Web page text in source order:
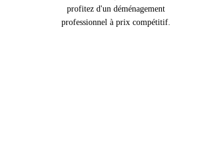
profitez d'un déménagement
professionnel à prix compétitif.